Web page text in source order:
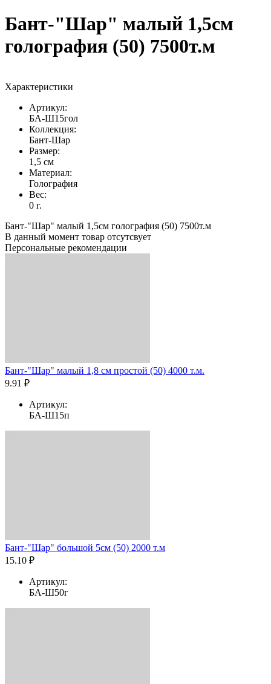
Бант-"Шар" малый 1,5см
голография (50) 7500т.м
Характеристики
Артикул:
БА-Ш15гол
Коллекция:
Бант-Шар
Размер:
1,5 см
Материал:
Голография
Вес:
0 г.
Бант-"Шар" малый 1,5см голография (50) 7500т.м
В данный момент товар отсутсвует
Персональные рекомендации
Бант-"Шар" малый 1,8 см простой (50) 4000 т.м.
9.91 ₽
Артикул:
БА-Ш15п
Бант-"Шар" большой 5см (50) 2000 т.м
15.10 ₽
Артикул:
БА-Ш50г